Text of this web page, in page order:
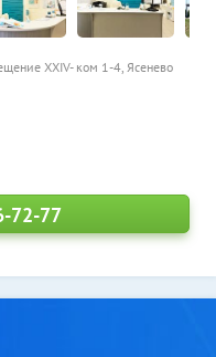
XXIV- ком 1-4, Ясенево
72-77